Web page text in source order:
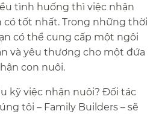
tình huống thì việc nhận
có tốt nhất. Trong những thời
có thể cung cấp một ngôi
và yêu thương cho một đứa
con nuôi.​​
kỹ việc nhận nuôi? Đối tác
tôi – Family Builders – sẽ